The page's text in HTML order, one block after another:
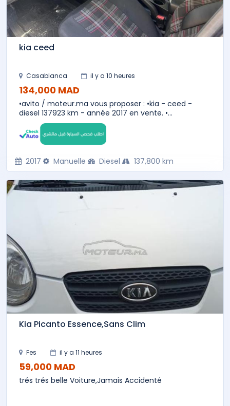
kia ceed
Casablanca il y a 10 heures
134,000 MAD
•avito / moteur.ma vous proposer : •kia - ceed -
diesel 137923 km - année 2017 en vente. •...
2017 Manuelle Diesel 137,800 km
Kia Picanto Essence,Sans Clim
Fes il y a 11 heures
59,000 MAD
trés trés belle Voiture,Jamais Accidenté